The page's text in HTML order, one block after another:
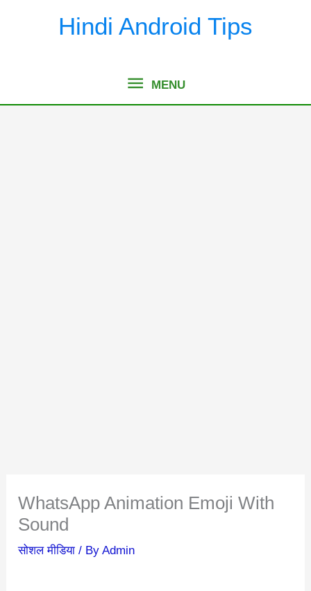
Hindi Android Tips
MENU
MENU
WhatsApp Animation Emoji With
Sound
सोशल मीडिया / ByAdmin